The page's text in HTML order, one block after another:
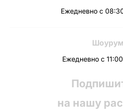
Ежедневно с
Шоурум
Ежедневно с
на нашу